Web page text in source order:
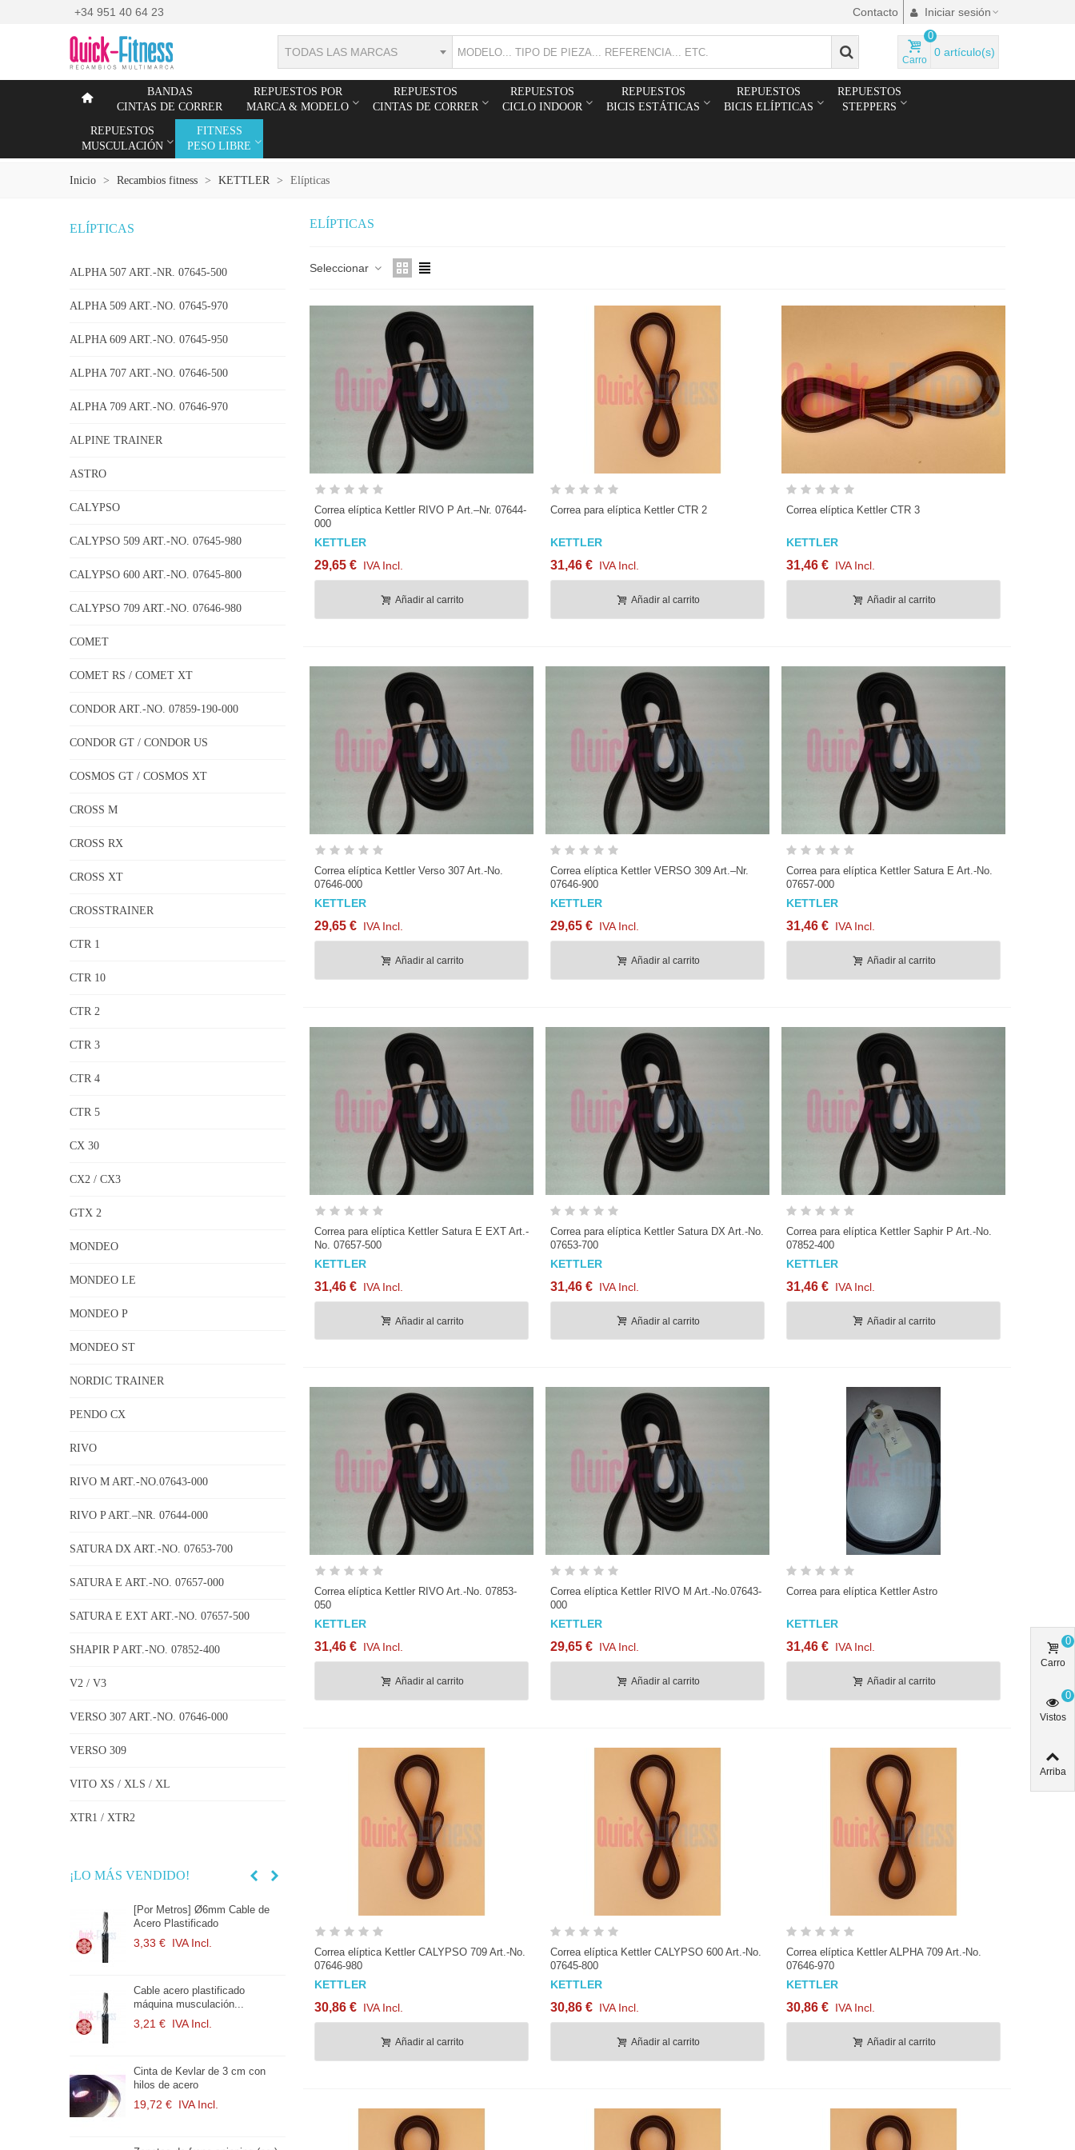
+34 951 40 64 23 Contacto Iniciar sesión
TODAS LAS MARCAS
Carro
0
0 artículo(s)
BANDAS
CINTAS DE CORRER
REPUESTOS POR
MARCA & MODELO
REPUESTOS
CINTAS DE CORRER
REPUESTOS
CICLO INDOOR
REPUESTOS
BICIS ESTÁTICAS
REPUESTOS
BICIS ELÍPTICAS
REPUESTOS
STEPPERS
REPUESTOS
MUSCULACIÓN
FITNESS
PESO LIBRE
Inicio > Recambios fitness > KETTLER > Elípticas
ELÍPTICAS
ALPHA 507 ART.-NR. 07645-500
ALPHA 509 ART.-NO. 07645-970
ALPHA 609 ART.-NO. 07645-950
ALPHA 707 ART.-NO. 07646-500
ALPHA 709 ART.-NO. 07646-970
ALPINE TRAINER
ASTRO
CALYPSO
CALYPSO 509 ART.-NO. 07645-980
CALYPSO 600 ART.-NO. 07645-800
CALYPSO 709 ART.-NO. 07646-980
COMET
COMET RS / COMET XT
CONDOR ART.-NO. 07859-190-000
CONDOR GT / CONDOR US
COSMOS GT / COSMOS XT
CROSS M
CROSS RX
CROSS XT
CROSSTRAINER
CTR 1
CTR 10
CTR 2
CTR 3
CTR 4
CTR 5
CX 30
CX2 / CX3
GTX 2
MONDEO
MONDEO LE
MONDEO P
MONDEO ST
NORDIC TRAINER
PENDO CX
RIVO
RIVO M ART.-NO.07643-000
RIVO P ART.–NR. 07644-000
SATURA DX ART.-NO. 07653-700
SATURA E ART.-NO. 07657-000
SATURA E EXT ART.-NO. 07657-500
SHAPIR P ART.-NO. 07852-400
V2 / V3
VERSO 307 ART.-NO. 07646-000
VERSO 309
VITO XS / XLS / XL
XTR1 / XTR2
¡LO MÁS VENDIDO!
Metros] Ø6mm Cable de
correa cinta de freno para bici
Keiser Millenium
10,29 €
Pedales Mixtos spinning con
calapies y correas
38,60 €
Correas Calapies para pedales
spinning (par)
4,17 €
Pomo regulación manillar / sillín
10,41 € IVA Incl.
Sillín M16 30mm rosca
11,37 € IVA Incl.
máquina musculación...
3,21 € IVA Incl.
ELÍPTICAS
Seleccionar
Correa elíptica Kettler RIVO P Art.–Nr. 07644-
000
KETTLER
29,65 € IVA Incl.
Añadir al carrito
Correa para elíptica Kettler CTR 2
KETTLER
31,46 € IVA Incl.
Añadir al carrito
Correa elíptica Kettler CTR 3
KETTLER
31,46 € IVA Incl.
Añadir al carrito
Correa elíptica Kettler Verso 307 Art.-No.
07646-000
KETTLER
29,65 € IVA Incl.
Añadir al carrito
Correa elíptica Kettler VERSO 309 Art.–Nr.
07646-900
KETTLER
29,65 € IVA Incl.
Añadir al carrito
Correa para elíptica Kettler Satura E Art.-No.
07657-000
KETTLER
31,46 € IVA Incl.
Añadir al carrito
Correa para elíptica Kettler Satura E EXT Art.-
No. 07657-500
KETTLER
31,46 € IVA Incl.
Añadir al carrito
Correa para elíptica Kettler Satura DX Art.-No.
07653-700
KETTLER
31,46 € IVA Incl.
Añadir al carrito
Correa para elíptica Kettler Saphir P Art.-No.
07852-400
KETTLER
31,46 € IVA Incl.
Añadir al carrito
Correa elíptica Kettler RIVO Art.-No. 07853-
050
KETTLER
31,46 € IVA Incl.
Añadir al carrito
Correa elíptica Kettler RIVO M Art.-No.07643-
000
KETTLER
29,65 € IVA Incl.
Añadir al carrito
Correa para elíptica Kettler Astro
KETTLER
31,46 € IVA Incl.
Añadir al carrito
Correa elíptica Kettler CALYPSO 709 Art.-No.
07646-980
KETTLER
30,86 € IVA Incl.
Añadir al carrito
Correa elíptica Kettler CALYPSO 600 Art.-No.
07645-800
KETTLER
30,86 € IVA Incl.
Añadir al carrito
Correa elíptica Kettler ALPHA 709 Art.-No.
07646-970
KETTLER
30,86 € IVA Incl.
Añadir al carrito
Carro
0
Vistos
0
Arriba